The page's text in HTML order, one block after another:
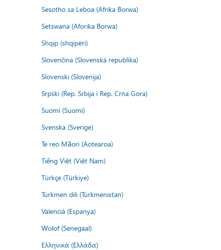
Sesotho sa Leboa (Afrika Borwa)
Setswana (Aforika Borwa)
Shqip (shqipëri)
Slovenčina (Slovenská republika)
Slovenski (Slovenija)
Srpski (Rep. Srbija i Rep. Crna Gora)
Suomi (Suomi)
Svenska (Sverige)
Te reo Māori (Aotearoa)
Tiếng Việt (Việt Nam)
Türkçe (Türkiye)
Türkmen dili (Türkmenistan)
Valencià (Espanya)
Wolof (Senegaal)
Ελληνικά (Ελλάδα)